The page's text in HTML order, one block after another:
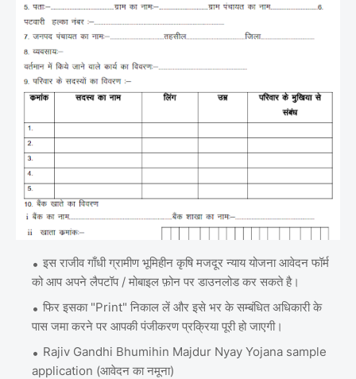
इस राजीव गाँधी ग्रामीण भूमिहीन कृषि मजदूर न्याय योजना आवेदन फॉर्म
को आप अपने लैपटॉप / मोबाइल फ़ोन पर डाउनलोड कर सकते है।
फिर इसका "Print" निकाल लें और इसे भर के सम्बंधित अधिकारी के
पास जमा करने पर आपकी पंजीकरण प्रक्रिया पूरी हो जाएगी।
Rajiv Gandhi Bhumihin Majdur Nyay Yojana sample
application (आवेदन का नमूना)